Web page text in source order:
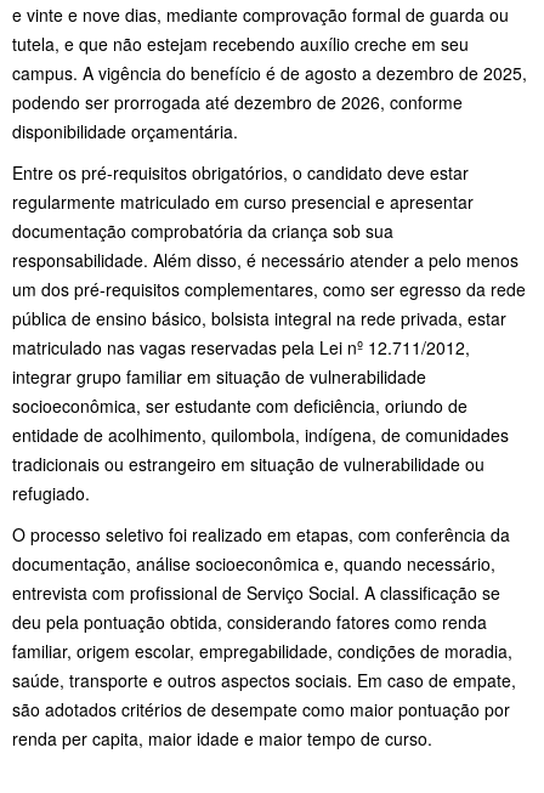
e vinte e nove dias, mediante comprovação formal de guarda ou
tutela, e que não estejam recebendo auxílio creche em seu
campus. A vigência do benefício é de agosto a dezembro de 2025,
podendo ser prorrogada até dezembro de 2026, conforme
disponibilidade orçamentária.
Entre os pré-requisitos obrigatórios, o candidato deve estar
regularmente matriculado em curso presencial e apresentar
documentação comprobatória da criança sob sua
responsabilidade. Além disso, é necessário atender a pelo menos
um dos pré-requisitos complementares, como ser egresso da rede
pública de ensino básico, bolsista integral na rede privada, estar
matriculado nas vagas reservadas pela Lei nº 12.711/2012,
integrar grupo familiar em situação de vulnerabilidade
socioeconômica, ser estudante com deficiência, oriundo de
entidade de acolhimento, quilombola, indígena, de comunidades
tradicionais ou estrangeiro em situação de vulnerabilidade ou
refugiado.
O processo seletivo foi realizado em etapas, com conferência da
documentação, análise socioeconômica e, quando necessário,
entrevista com profissional de Serviço Social. A classificação se
deu pela pontuação obtida, considerando fatores como renda
familiar, origem escolar, empregabilidade, condições de moradia,
saúde, transporte e outros aspectos sociais. Em caso de empate,
são adotados critérios de desempate como maior pontuação por
renda per capita, maior idade e maior tempo de curso.